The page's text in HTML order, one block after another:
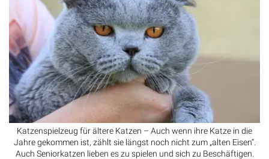
Katzenspielzeug für ältere Katzen – Auch wenn ihre Katze in die
Jahre gekommen ist, zählt sie längst noch nicht zum „alten Eisen“.
Auch Seniorkatzen lieben es zu spielen und sich zu Beschäftigen.